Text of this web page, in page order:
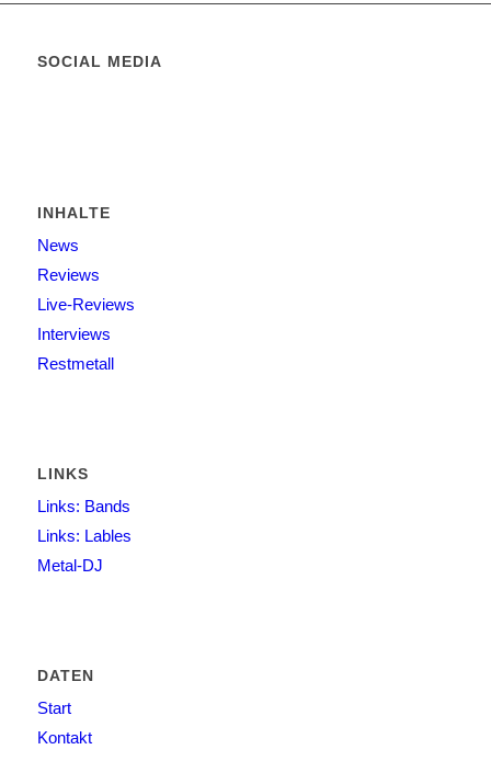
SOCIAL MEDIA
INHALTE
News
Reviews
Live-Reviews
Interviews
Restmetall
LINKS
Links: Bands
Links: Lables
Metal-DJ
DATEN
Start
Kontakt